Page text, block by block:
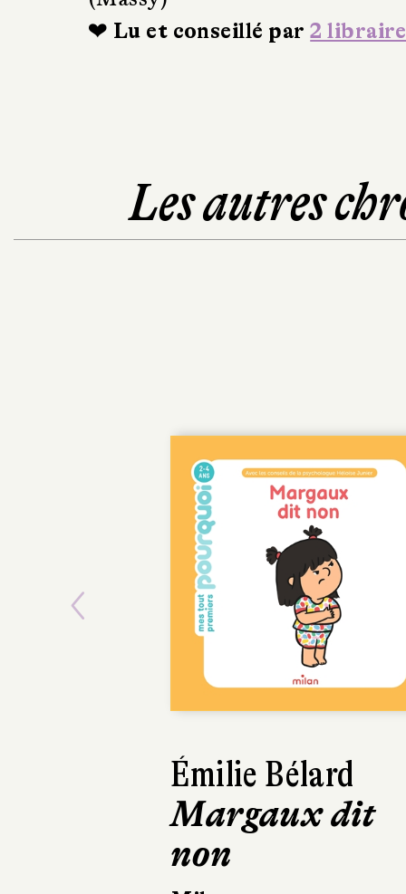
❤ Lu et conseillé par2
Les autres
Aurélie Sarrazin
Félix apprend
les règles
Previous